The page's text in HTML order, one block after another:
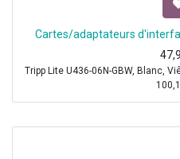
Cartes/adaptateurs
Tripp Lite U436-06N-GBW, Blanc,